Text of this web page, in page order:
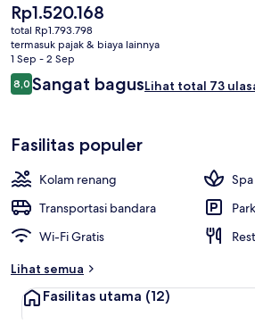
Harga
saat
ini
Rp1.520.168
Rp1.520.168
total Rp1.793.798
termasuk pajak & biaya lainnya
1 Sep - 2 Sep
Ulasan
8,08,0 dari 10
Sangat bagusLihat total 73
Fasilitas populer
Kolam renang
Spa
Transportasi bandara
Wi-Fi Gratis
Lihat semua
Fasilitas utama (12)